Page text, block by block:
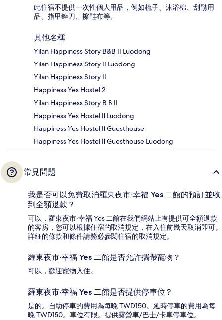
此住宿不提供一次性個人用品，例如梳子、沐浴棉、刮鬍用
品、指甲銼刀、擦鞋布等。
其他名稱
Yilan Happiness Story B&B II Luodong
Yilan Happiness Story II Luodong
Yilan Happiness Story II
Happiness Yes Hostel 2
Yilan Happiness Story B B II
Happiness Yes Hostel Ⅱ Luodong
Happiness Yes Hostel Ⅱ Guesthouse
Happiness Yes Hostel Ⅱ Guesthouse Luodong
常見問題
我是否可以免費取消羅東夜市‧幸福 Yes 二館的預訂並收
到全額退款？
可以，羅東夜市‧幸福 Yes 二館在我們網站上有提供可全額退款
的客房，您可以根據住宿的取消規定，在入住前幾天取消即可。
詳細的條款和條件請務必參閱住宿的取消規定。
羅東夜市‧幸福 Yes 二館是否允許攜帶寵物？
可以，歡迎寵物入住。
羅東夜市‧幸福 Yes 二館是否提供停車位？
是的。自助停車的費用為每晚 TWD150。延時停車的費用為每
晚 TWD150。車位有限。提供露營車/巴士/卡車停車位。